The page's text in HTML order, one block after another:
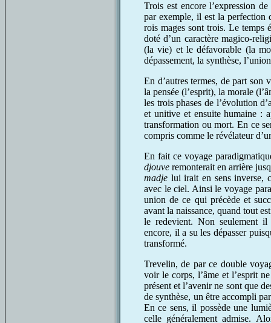
Trois est encore l’expression
par exemple, il est la perfection
rois mages sont trois. Le temps
doté d’un caractère magico-
(la vie) et le défavorable (la
dépassement, la synthèse,
En d’autres termes, de part son
la pensée (l’esprit), la morale
les trois phases de l’évolution
et unitive et ensuite humaine :
transformation ou mort. En ce
compris comme le révélateur
En fait ce voyage
djouve remonterait en arrière
madje lui irait en sens inverse,
avec le ciel. Ainsi le voyage
union de ce qui précède et
avant la naissance, quand tout
le redevient. Non seulement il
encore, il a su les dépasser
transformé.
Trevelin, de par ce double
voir le corps, l’âme et l’esprit
présent et l’avenir ne sont que
de synthèse, un être accompli
En ce sens, il possède une
celle généralement admise.